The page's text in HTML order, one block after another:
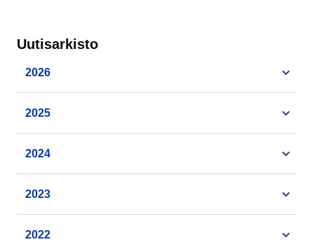
Uutisarkisto
2026
2025
2024
2023
2022